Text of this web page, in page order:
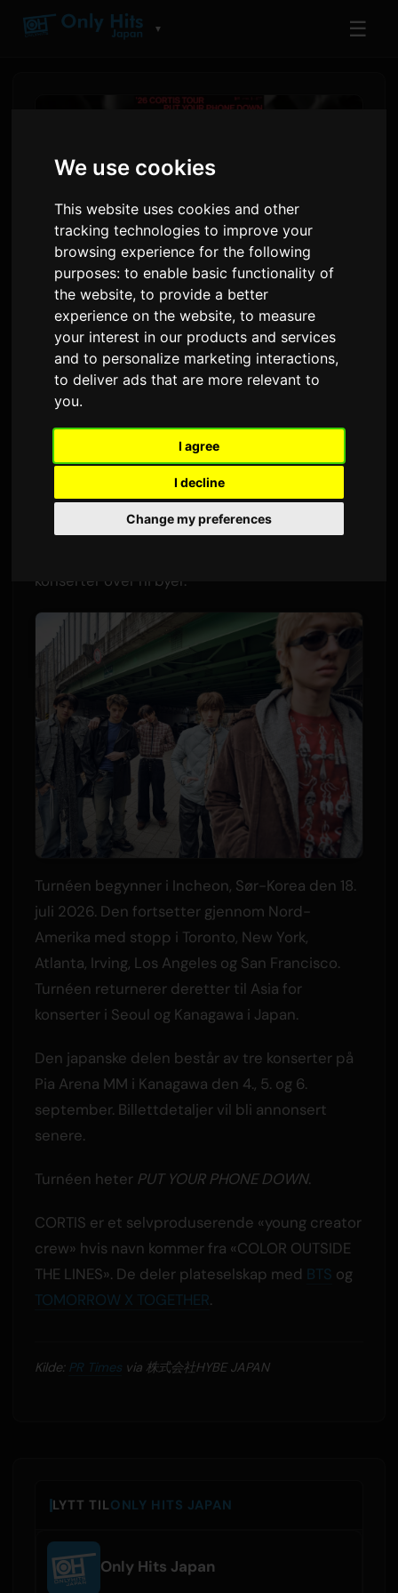
We use cookies
This website uses cookies and other
tracking technologies to improve your
browsing experience for the following
purposes:to enable basic functionality of
the website,to provide a better
experience on the website,to measure
your interest in our products and services
and to personalize marketing interactions,
to deliver ads that are more relevant to
you.
I agree
I decline
Change my preferences
▼ ☰
CORTIS kunngjør sin første
solo verdensturné 'PUT YOUR
PHONE DOWN'
CORTIS vil dra på sin første solo verdensturné i
2026. Femmedjsgruppen, som debuterte i
konserter over ni byer.
Turnéen begynner i Incheon, Sør-Korea den 18.
juli 2026. Den fortsetter gjennom Nord-
Amerika med stopp i Toronto, New York,
Atlanta, Irving, Los Angeles og San Francisco.
Turnéen returnerer deretter til Asia for
konserter i Seoul og Kanagawa i Japan.
Den japanske delen består av tre konserter på
Pia Arena MM i Kanagawa den 4., 5. og 6.
september. Billettdetaljer vil bli annonsert
senere.
Turnéen heter PUT YOUR PHONE DOWN.
CORTIS er et selvproduserende «young creator
crew» hvis navn kommer fra «COLOR OUTSIDE
THE LINES». De deler plateselskap med BTS og
TOMORROW X TOGETHER.
Kilde: PR Timesvia 株式会社HYBE JAPAN
LYTT TILONLY HITS JAPAN
Only Hits Japan